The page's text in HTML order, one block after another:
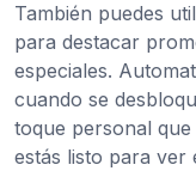
También puedes
para destacar
especiales.
cuando se
toque personal
estás listo para ver